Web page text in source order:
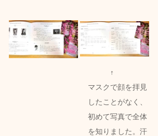
↑
マスクで顔を拝見
したことがなく、
初めて写真で全体
を知りました。汗